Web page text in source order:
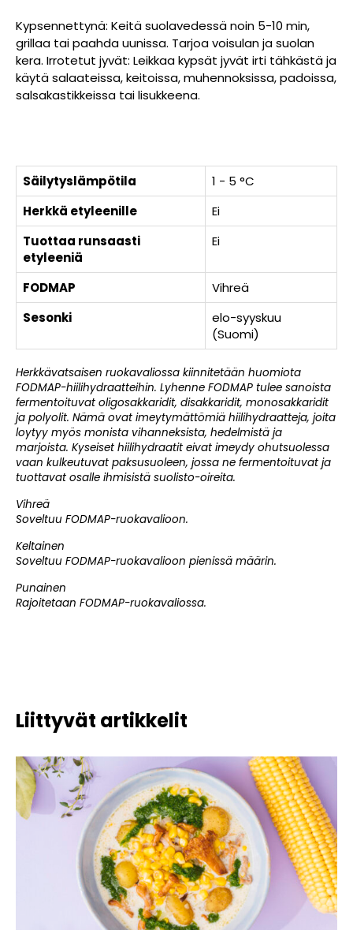
Kypsennettynä: Keitä suolavedessä noin 5-10 min,
grillaa tai paahda uunissa. Tarjoa voisulan ja suolan
kera. Irrotetut jyvät: Leikkaa kypsät jyvät irti tähkästä ja
käytä salaateissa, keitoissa, muhennoksissa, padoissa,
salsakastikkeissa tai lisukkeena.
Säilytyslämpötila
1 - 5 °C
Herkkä etyleenille
Ei
Tuottaa runsaasti
etyleeniä
Ei
FODMAP
Vihreä
Sesonki
elo-syyskuu
(Suomi)
Herkkävatsaisen ruokavaliossa kiinnitetään huomiota
FODMAP-hiilihydraatteihin. Lyhenne FODMAP tulee sanoista
fermentoituvat oligosakkaridit, disakkaridit, monosakkaridit
ja polyolit. Nämä ovat imeytymättömiä hiilihydraatteja, joita
loytyy myös monista vihanneksista, hedelmistä ja
marjoista. Kyseiset hiilihydraatit eivat imeydy ohutsuolessa
vaan kulkeutuvat paksusuoleen, jossa ne fermentoituvat ja
tuottavat osalle ihmisistä suolisto-oireita.
Vihreä
Soveltuu FODMAP-ruokavalioon.
Keltainen
Soveltuu FODMAP-ruokavalioon pienissä määrin.
Punainen
Rajoitetaan FODMAP-ruokavaliossa.
Liittyvät artikkelit